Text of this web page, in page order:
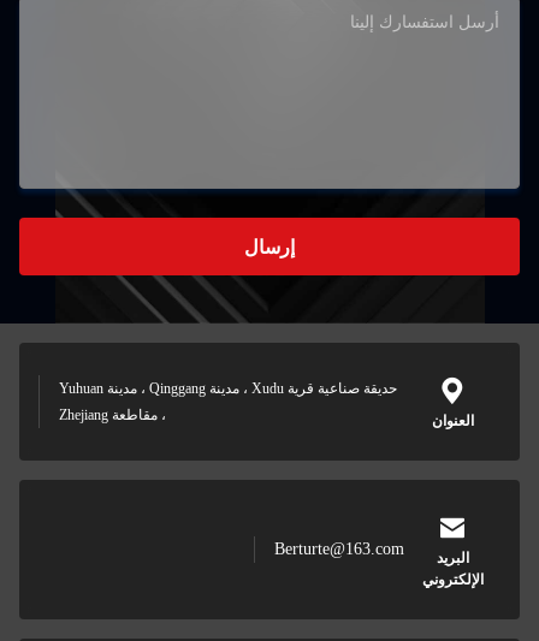
إرسال
العنوان
حديقة صناعية قرية Xudu ، مدينة Qinggang ، مدينة Yuhuan
، مقاطعة Zhejiang
البريد
الإلكتروني
Berturte@163.com